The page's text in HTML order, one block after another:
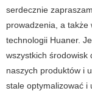
serdecznie
prowadzenia, a także
technologii Huaner.
wszystkich środowisk
naszych produktów i
stale optymalizować i